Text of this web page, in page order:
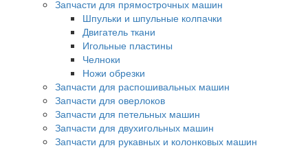
Запчасти для прямострочных машин
Шпульки и шпульные колпачки
Двигатель ткани
Игольные пластины
Челноки
Ножи обрезки
Запчасти для распошивальных машин
Запчасти для оверлоков
Запчасти для петельных машин
Запчасти для двухигольных машин
Запчасти для рукавных и колонковых машин